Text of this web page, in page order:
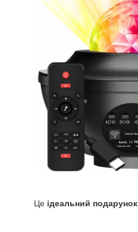
Це ідеальний подарунок